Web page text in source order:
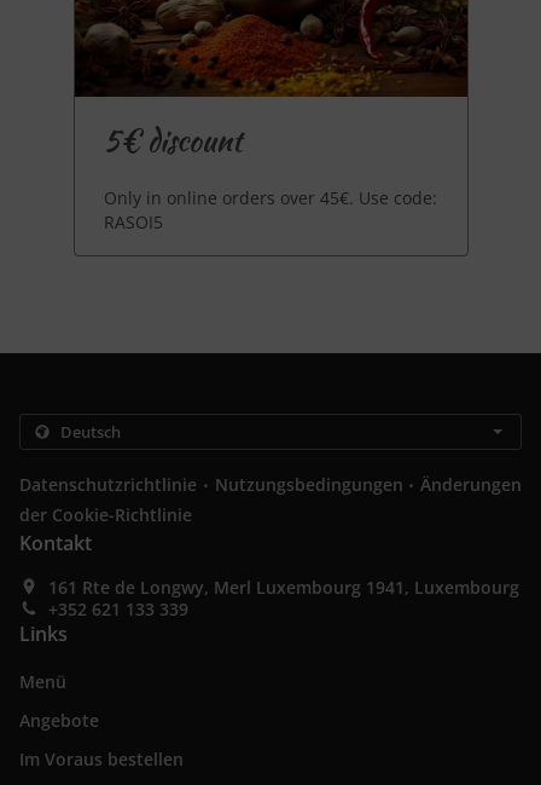
5€ discount
Only in online orders over 45€. Use code:
RASOI5
Datenschutzrichtlinie . Nutzungsbedingungen . Änderungen
der Cookie-Richtlinie
Kontakt
161 Rte de Longwy, Merl Luxembourg 1941, Luxembourg
+352 621 133 339
Links
Menü
Angebote
Im Voraus bestellen